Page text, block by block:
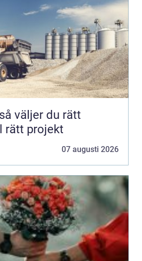
rätt projekt
07 augusti 2026